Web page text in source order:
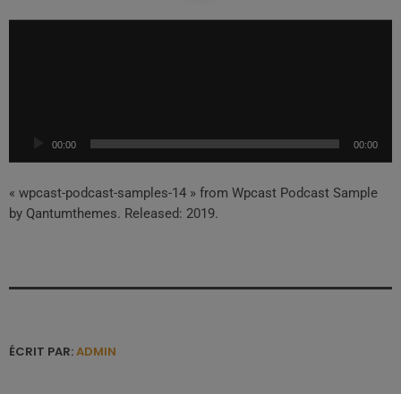
u
d
00:00 00:00
« wpcast-podcast-samples-14 » from Wpcast Podcast Sample
by Qantumthemes. Released: 2019.
ÉCRIT PAR:ADMIN